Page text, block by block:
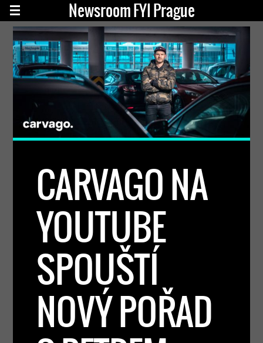
Newsroom FYI Prague
CARVAGO NA
YOUTUBE
SPOUŠTÍ
NOVÝ POŘAD